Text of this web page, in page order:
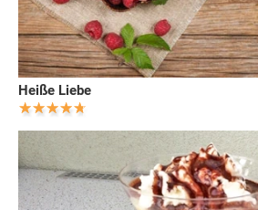
Heiße Liebe